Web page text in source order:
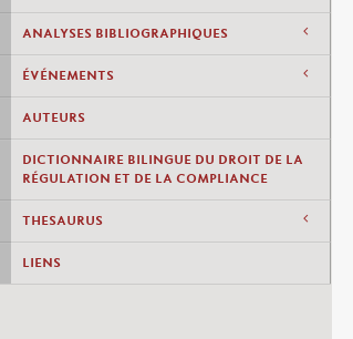
ANALYSES BIBLIOGRAPHIQUES
ÉVÉNEMENTS
AUTEURS
DICTIONNAIRE BILINGUE DU DROIT DE LA
RÉGULATION ET DE LA COMPLIANCE
THESAURUS
LIENS